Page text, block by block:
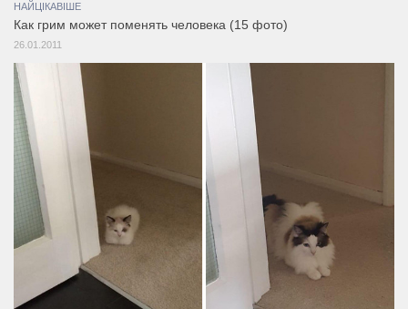
НАЙЦІКАВІШЕ
Как грим может поменять человека (15 фото)
26.01.2011